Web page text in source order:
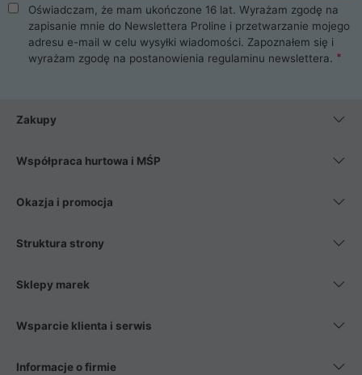
Oświadczam, że mam ukończone 16 lat. Wyrażam zgodę na
zapisanie mnie do Newslettera Proline i przetwarzanie mojego
adresu e-mail w celu wysyłki wiadomości. Zapoznałem się i
wyrażam zgodę na postanowienia regulaminu newslettera.
Zakupy
Współpraca hurtowa i MŚP
Okazja i promocja
Struktura strony
Sklepy marek
Wsparcie klienta i serwis
Informacje o firmie